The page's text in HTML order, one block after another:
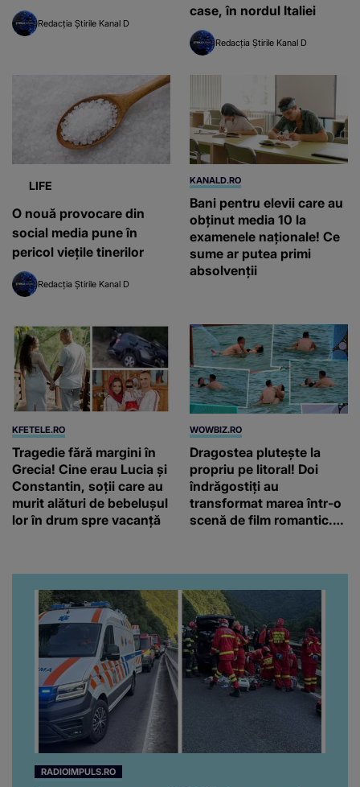
Redacția Știrile Kanal D
case, în nordul Italiei
Redacția Știrile Kanal D
LIFE
O nouă provocare din
social media pune în
pericol viețile tinerilor
Redacția Știrile Kanal D
KANALD.RO
Bani pentru elevii care au
obținut media 10 la
examenele naționale! Ce
sume ar putea primi
absolvenții
KFETELE.RO
Tragedie fără margini în
Grecia! Cine erau Lucia și
Constantin, soții care au
murit alături de bebelușul
lor în drum spre vacanță
WOWBIZ.RO
Dragostea plutește la
propriu pe litoral! Doi
îndrăgostiți au
transformat marea într-o
scenă de film romantic.
RADIOIMPULS.RO